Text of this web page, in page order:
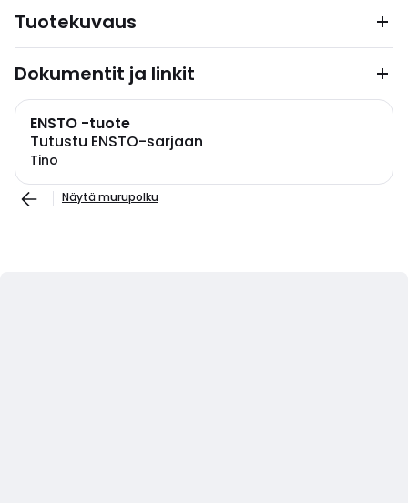
Tuotekuvaus
Dokumentit ja linkit
ENSTO -tuote
Tutustu ENSTO-sarjaan
Tino
Näytä murupolku